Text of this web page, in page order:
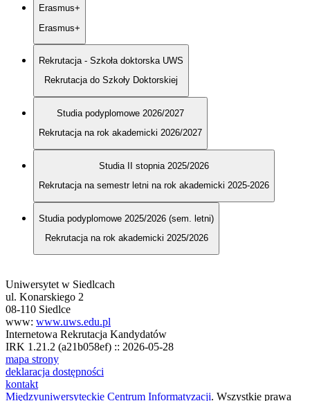
Erasmus+
Erasmus+
Rekrutacja - Szkoła doktorska UWS
Rekrutacja do Szkoły Doktorskiej
Studia podyplomowe 2026/2027
Rekrutacja na rok akademicki 2026/2027
Studia II stopnia 2025/2026
Rekrutacja na semestr letni na rok akademicki 2025-2026
Studia podyplomowe 2025/2026 (sem. letni)
Rekrutacja na rok akademicki 2025/2026
Uniwersytet w Siedlcach
ul. Konarskiego 2
08-110 Siedlce
www: www.uws.edu.pl
Internetowa Rekrutacja Kandydatów
IRK 1.21.2 (a21b058ef) :: 2026-05-28
mapa strony
deklaracja dostępności
kontakt
Międzyuniwersyteckie Centrum Informatyzacji. Wszystkie prawa